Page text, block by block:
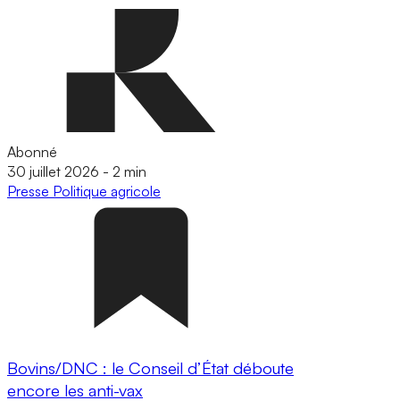
Abonné
30 juillet 2026 - 2 min
Presse Politique agricole
Bovins/DNC : le Conseil d’État déboute
encore les anti-vax